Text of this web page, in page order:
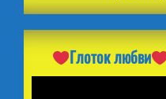
Глоток любви